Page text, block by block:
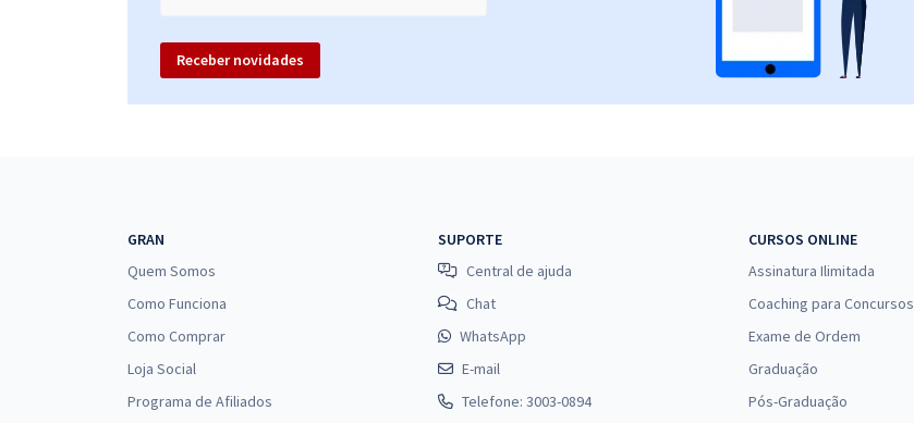
Receber novidades
GRAN
Quem Somos
Como Funciona
Como Comprar
Loja Social
Programa de Afiliados
SUPORTE
Central de ajuda
Chat
WhatsApp
E-mail
Telefone: 3003-0894
CURSOS ONLINE
Assinatura Ilimitada
Coaching para Concursos
Exame de Ordem
Graduação
Pós-Graduação